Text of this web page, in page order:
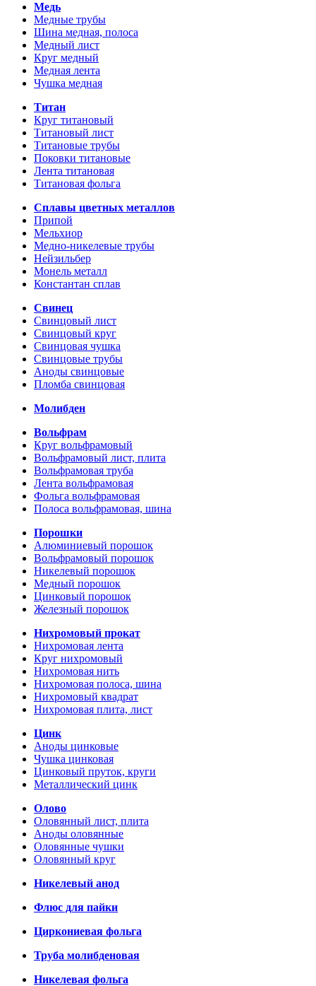
Медь
Медные трубы
Шина медная, полоса
Медный лист
Круг медный
Медная лента
Чушка медная
Титан
Круг титановый
Титановый лист
Титановые трубы
Поковки титановые
Лента титановая
Титановая фольга
Сплавы цветных металлов
Припой
Мельхиор
Медно-никелевые трубы
Нейзильбер
Монель металл
Константан сплав
Свинец
Свинцовый лист
Свинцовый круг
Свинцовая чушка
Свинцовые трубы
Аноды свинцовые
Пломба свинцовая
Молибден
Вольфрам
Круг вольфрамовый
Вольфрамовый лист, плита
Вольфрамовая труба
Лента вольфрамовая
Фольга вольфрамовая
Полоса вольфрамовая, шина
Порошки
Алюминиевый порошок
Вольфрамовый порошок
Никелевый порошок
Медный порошок
Цинковый порошок
Железный порошок
Нихромовый прокат
Нихромовая лента
Круг нихромовый
Нихромовая нить
Нихромовая полоса, шина
Нихромовый квадрат
Нихромовая плита, лист
Цинк
Аноды цинковые
Чушка цинковая
Цинковый пруток, круги
Металлический цинк
Олово
Оловянный лист, плита
Аноды оловянные
Оловянные чушки
Оловянный круг
Никелевый анод
Флюс для пайки
Циркониевая фольга
Труба молибденовая
Никелевая фольга